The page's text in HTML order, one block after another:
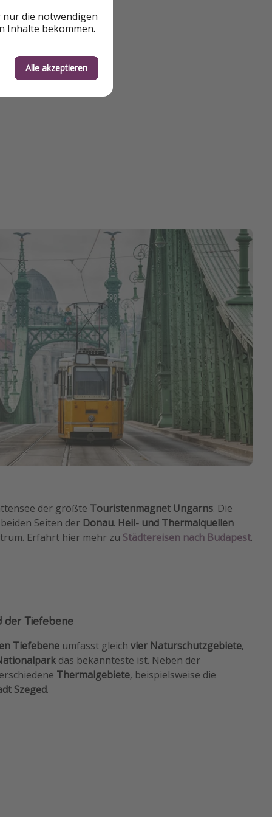
der größte Touristenmagnet Ungarns. Die
Seiten der Donau. Heil- und Thermalquellen
Erfahrt hier mehr zu Städtereisen nach Budapest.
der Tiefebene
Tiefebene umfasst gleich vier Naturschutzgebiete,
das bekannteste ist. Neben der
Thermalgebiete, beispielsweise die
Szeged.
nur die notwendigen
Inhalte bekommen.
Alle akzeptieren